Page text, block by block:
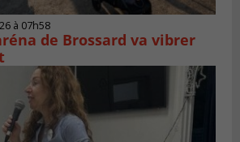
à 07h58
de Brossard va vibrer